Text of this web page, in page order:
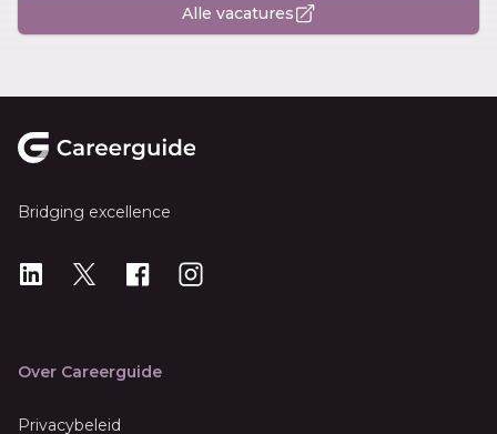
Alle vacatures
Bridging excellence
LinkedIn
X Instagram
Over Careerguide
Privacybeleid